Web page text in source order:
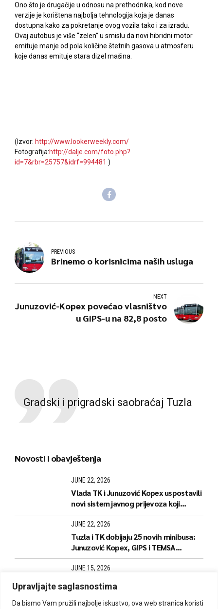
Upravljajte saglasnostima
Da bismo Vam pružili najbolje iskustvo, ova web stranica koristi
Ono što je drugačije u odnosu na prethodnika, kod nove
verzije je korištena najbolja tehnologija koja je danas
dostupna kako za pokretanje ovog vozila tako i za izradu.
Ovaj autobus je više “zelen” u smislu da novi hibridni motor
emituje manje od pola količine štetnih gasova u atmosferu
koje danas emituje stara dizel mašina.
(Izvor: http://www.lookerweekly.com/
Fotografija:http://dalje.com/foto.php?
id=7&rbr=25757&idrf=994481 )
PREVIOUS
Brinemo o korisnicima naših usluga
NEXT
Junuzović-Kopex povećao vlasništvo
u GIPS-u na 82,8 posto
Gradski i prigradski saobraćaj Tuzla
Novosti i obavještenja
JUNE 22, 2026
Vlada TK i Junuzović Kopex uspostavili
novi sistem javnog prijevoza koji
donosi jeftinije karte i stabilnije linije
JUNE 22, 2026
Tuzla i TK dobijaju 25 novih minibusa:
Junuzović Kopex, GIPS i TEMSA
predstavili naredne korake
JUNE 15, 2026
Počela izrada i dopuna kartica za
kantonalne linije